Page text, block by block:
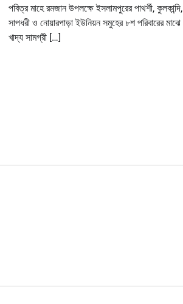
পবিত্র মাহে রমজান উপলক্ষে ইসলামপুরের পাথর্শী, কুলকান্দি,
সাপধরী ও নোয়ারপাড়া ইউনিয়ন সমুহের ৮শ পরিবারের মাঝে
খাদ্য সামগ্রী […]